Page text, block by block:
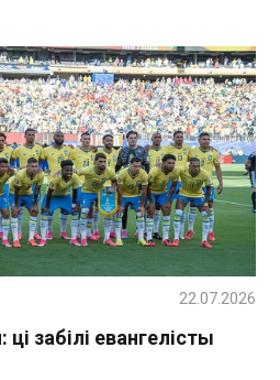
забілі евангелісты
22.07.2026